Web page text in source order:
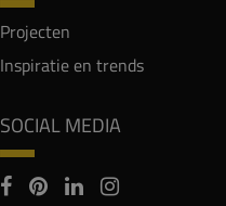
Projecten
Inspiratie en trends
SOCIAL MEDIA